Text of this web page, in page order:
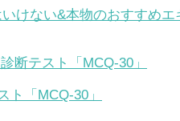
けない&本物のおすすめ
ト「MCQ-30」